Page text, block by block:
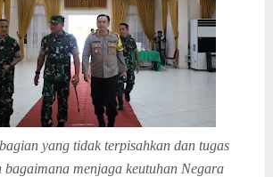
yang tidak terpisahkan dan tugas
menjaga keutuhan Negara